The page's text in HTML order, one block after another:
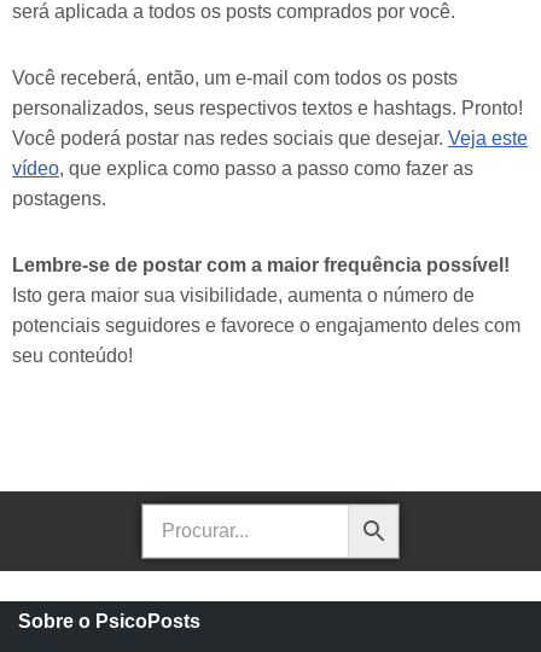
será aplicada a todos os posts comprados por você.
Você receberá, então, um e-mail com todos os posts
personalizados, seus respectivos textos e hashtags. Pronto!
Você poderá postar nas redes sociais que desejar. Veja este
vídeo, que explica como passo a passo como fazer as
postagens.
Lembre-se de postar com a maior frequência possível!
Isto gera maior sua visibilidade, aumenta o número de
potenciais seguidores e favorece o engajamento deles com
seu conteúdo!
Sobre o PsicoPosts